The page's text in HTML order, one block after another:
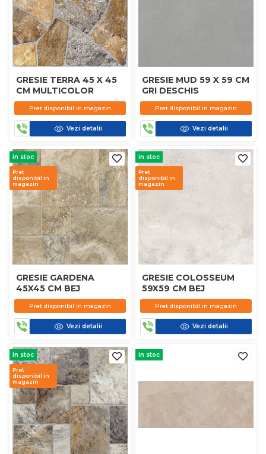
GRESIE TERRA 45 X 45
CM MULTICOLOR
Pret disponibil in magazin
Vezi detalii
GRESIE MUD 59 X 59 CM
GRI DESCHIS
Pret disponibil in magazin
Vezi detalii
in stoc
Pret
disponibil in
magazin
GRESIE GARDENA
45X45 CM BEJ
Pret disponibil in magazin
Vezi detalii
in stoc
Pret
disponibil in
magazin
GRESIE COLOSSEUM
59X59 CM BEJ
Pret disponibil in magazin
Vezi detalii
in stoc
Pret
disponibil in
magazin
in stoc